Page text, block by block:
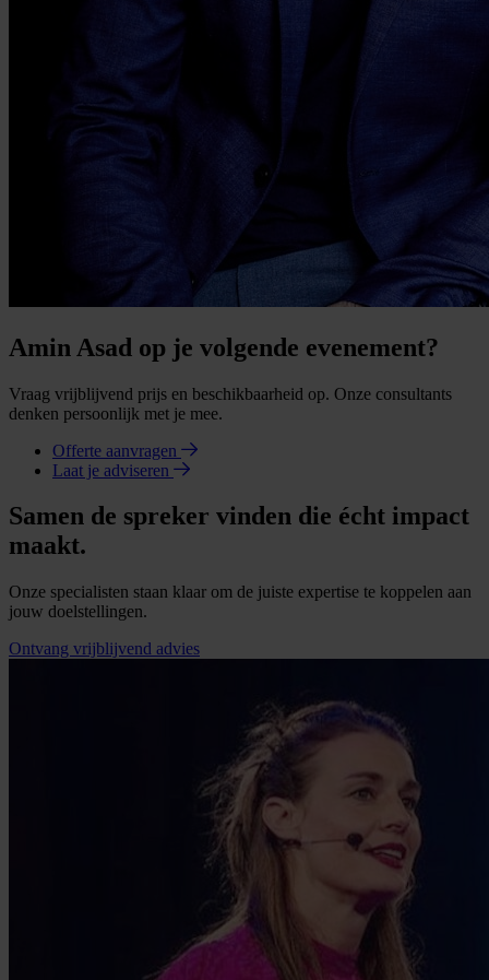
Amin Asad op je volgende evenement?
Vraag vrijblijvend prijs en beschikbaarheid op. Onze consultants
denken persoonlijk met je mee.
Offerte aanvragen
Laat je adviseren
Samen de spreker vinden die écht impact
maakt.
Onze specialisten staan klaar om de juiste expertise te koppelen aan
jouw doelstellingen.
Ontvang vrijblijvend advies